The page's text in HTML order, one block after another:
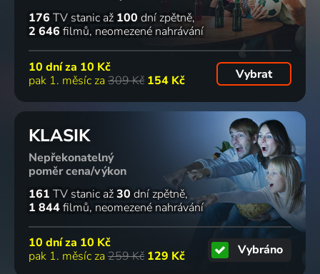
176 TV stanic až 100 dní zpětně
2 646 filmů neomezené nahrávání
10 dní za 10 Kč
pak 1. měsíc za 309 Kč 154 Kč Vybrat
KLASIK
Nepřekonatelný
poměr cena/výkon
161 TV stanic až30 dní zpětně
1 844filmů neomezené nahrávání
10 dní za 10 Kč
pak 1. měsíc za 259 Kč 129 Kč Vybráno